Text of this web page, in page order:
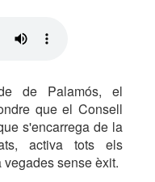
de Palamós, el
que el Consell
s'encarrega de la
activa tots els
sense èxit.